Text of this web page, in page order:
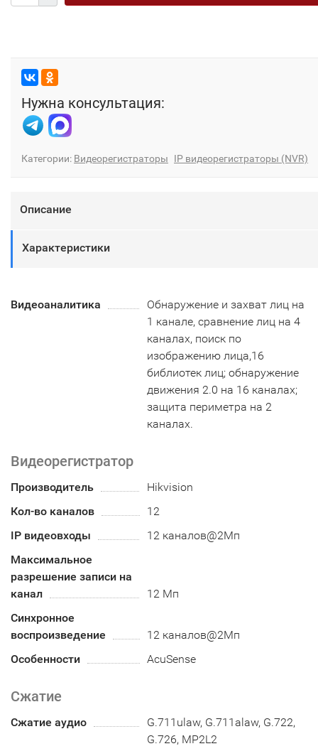
Нужна консультация:
Категории: Видеорегистраторы IP видеорегистраторы (NVR)
Описание
Характеристики
Видеоаналитика
Обнаружение и захват лиц на
1 канале, сравнение лиц на 4
каналах, поиск по
изображению лица,16
библиотек лиц; обнаружение
движения 2.0 на 16 каналах;
защита периметра на 2
каналах.
Видеорегистратор
Производитель
Hikvision
Кол-во каналов
12
IP видеовходы
12 каналов@2Мп
Максимальное
разрешение записи на
канал
12 Мп
Синхронное
воспроизведение
12 каналов@2Мп
Особенности
AcuSense
Сжатие
Сжатие аудио
G.711ulaw, G.711alaw, G.722,
G.726, MP2L2